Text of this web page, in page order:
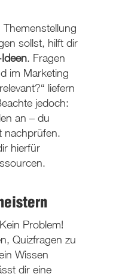
sollst, hilft dir
. Fragen
im Marketing
liefern
jedoch:
an – du
nachprüfen.
hierfür
Problem!
Quizfragen zu
Wissen
dir eine